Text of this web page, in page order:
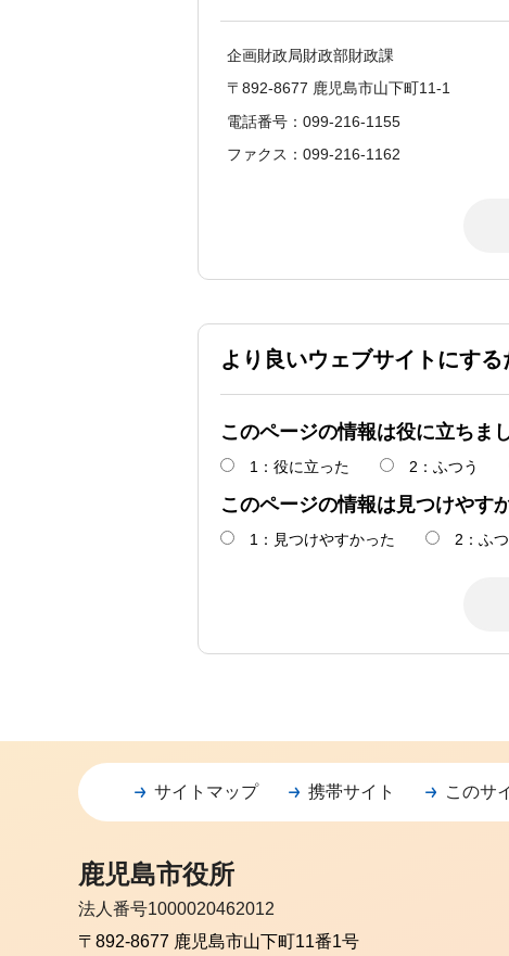
企画財政局財政部財政課
〒892-8677 鹿児島市山下町11-1
電話番号：099-216-1155
ファクス：099-216-1162
より良いウェブサイトにす
このページの情報は役に立ちま
1：役に立った 2：ふつう
このページの情報は見つけやす
1：見つけやすかった 2：ふ
サイトマップ 携帯サイト このサ
鹿児島市役所
法人番号1000020462012
〒892-8677 鹿児島市山下町11番1号